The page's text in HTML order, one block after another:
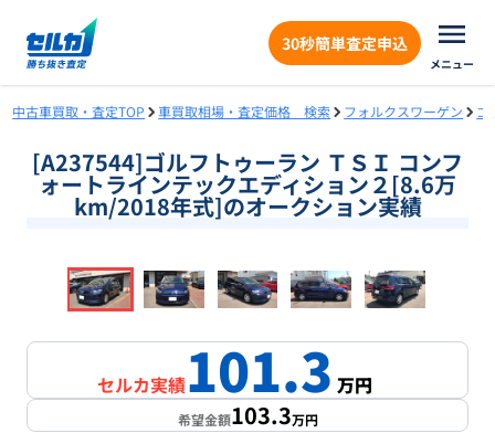
30秒簡単査定申込
メニュー
中古車買取・査定TOP 車買取相場・査定価格 検索 フォルクスワーゲン ゴ
[A237544]ゴルフトゥーラン ＴＳＩ コンフ
ォートラインテックエディション２[8.6万
km/2018年式]のオークション実績
1/18
セルカ実績101.3万円
希望金額103.3万円